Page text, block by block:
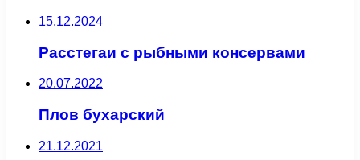
15.12.2024
Расстегаи с рыбными консервами
20.07.2022
Плов бухарский
21.12.2021